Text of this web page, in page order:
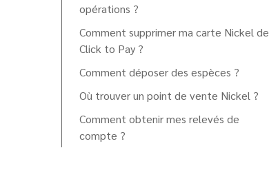
opérations ?
Comment supprimer ma carte Nickel de
Click to Pay ?
Comment déposer des espèces ?
Où trouver un point de vente Nickel ?
Comment obtenir mes relevés de
compte ?